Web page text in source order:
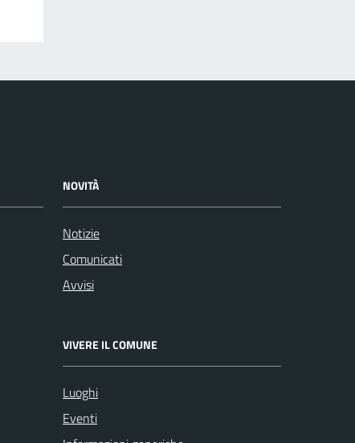
NOVITÀ
Notizie
Comunicati
Avvisi
VIVERE IL COMUNE
Luoghi
Eventi